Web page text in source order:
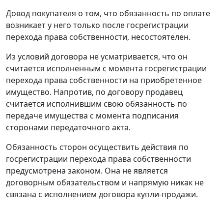
Довод покупателя о том, что обязанность по оплате
возникает у него только после госрегистрации
перехода права собственности, несостоятелен.
Из условий договора не усматривается, что он
считается исполненным с момента госрегистрации
перехода права собственности на приобретенное
имущество. Напротив, по договору продавец
считается исполнившим свою обязанность по
передаче имущества с момента подписания
сторонами передаточного акта.
Обязанность сторон осуществить действия по
госрегистрации перехода права собственности
предусмотрена законом. Она не является
договорным обязательством и напрямую никак не
связана с исполнением договора купли-продажи.